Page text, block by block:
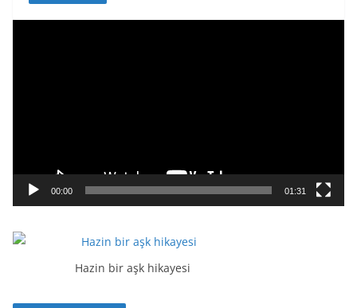
t
ı
c
00:00 01:31
Hazin bir aşk hikayesi